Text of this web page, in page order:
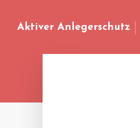
Aktiver Anlegerschutz